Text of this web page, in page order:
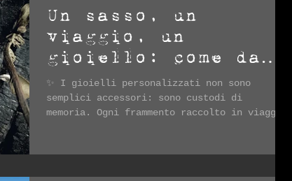
Un sasso, un
viaggio, un
gioiello: come dare
forma ai tuoi
ricordi
✨ I gioielli personalizzati non sono
semplici accessori: sono custodi di
memoria. Ogni frammento raccolto in viaggio